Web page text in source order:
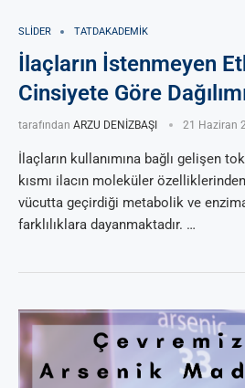
SLIDER TATDAKADEMIK
İlaçların İstenmeyen
Cinsiyete Göre
tarafından ARZU DENİZBAŞI 21 Haziran
İlaçların kullanımına bağlı gelişen
kısmı ilacın moleküler
vücutta geçirdiği metabolik ve
farklılıklara dayanmaktadır. …